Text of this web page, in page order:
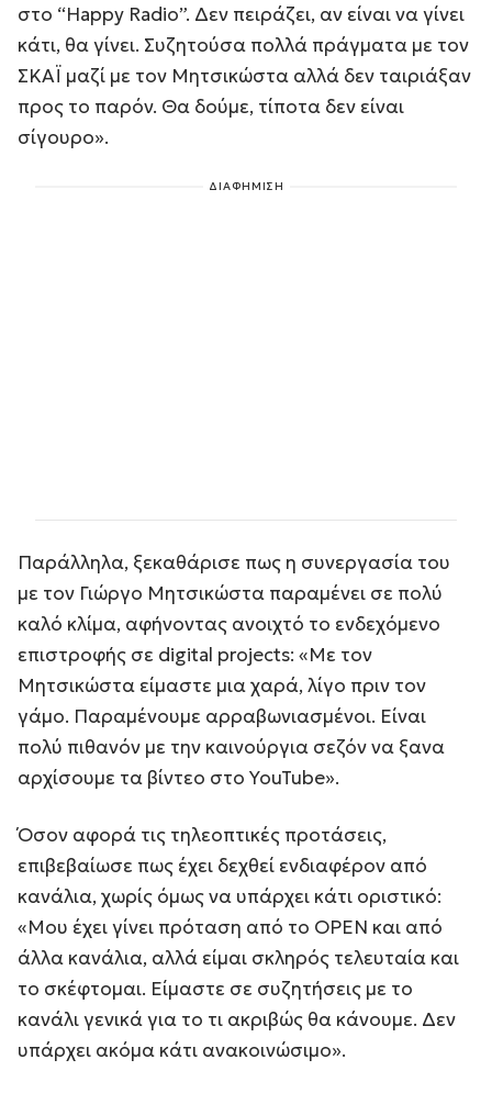
στο “Happy Radio”. Δεν πειράζει, αν είναι να γίνει
κάτι, θα γίνει. Συζητούσα πολλά πράγματα με τον
ΣΚΑΪ μαζί με τον Μητσικώστα αλλά δεν ταιριάξαν
προς το παρόν. Θα δούμε, τίποτα δεν είναι
σίγουρο».
ΔΙΑΦΗΜΙΣΗ
Παράλληλα, ξεκαθάρισε πως η συνεργασία του
με τον Γιώργο Μητσικώστα παραμένει σε πολύ
καλό κλίμα, αφήνοντας ανοιχτό το ενδεχόμενο
επιστροφής σε digital projects: «Με τον
Μητσικώστα είμαστε μια χαρά, λίγο πριν τον
γάμο. Παραμένουμε αρραβωνιασμένοι. Είναι
πολύ πιθανόν με την καινούργια σεζόν να ξανα
αρχίσουμε τα βίντεο στο YouTube».
Όσον αφορά τις τηλεοπτικές προτάσεις,
επιβεβαίωσε πως έχει δεχθεί ενδιαφέρον από
κανάλια, χωρίς όμως να υπάρχει κάτι οριστικό:
«Μου έχει γίνει πρόταση από το OPEN και από
άλλα κανάλια, αλλά είμαι σκληρός τελευταία και
το σκέφτομαι. Είμαστε σε συζητήσεις με το
κανάλι γενικά για το τι ακριβώς θα κάνουμε. Δεν
υπάρχει ακόμα κάτι ανακοινώσιμο».